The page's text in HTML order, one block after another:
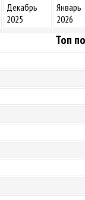
Декабрь
2025
Январь
2026
Топ